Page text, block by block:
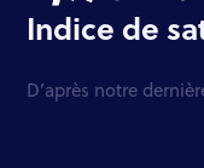
Indice de
D’après notre